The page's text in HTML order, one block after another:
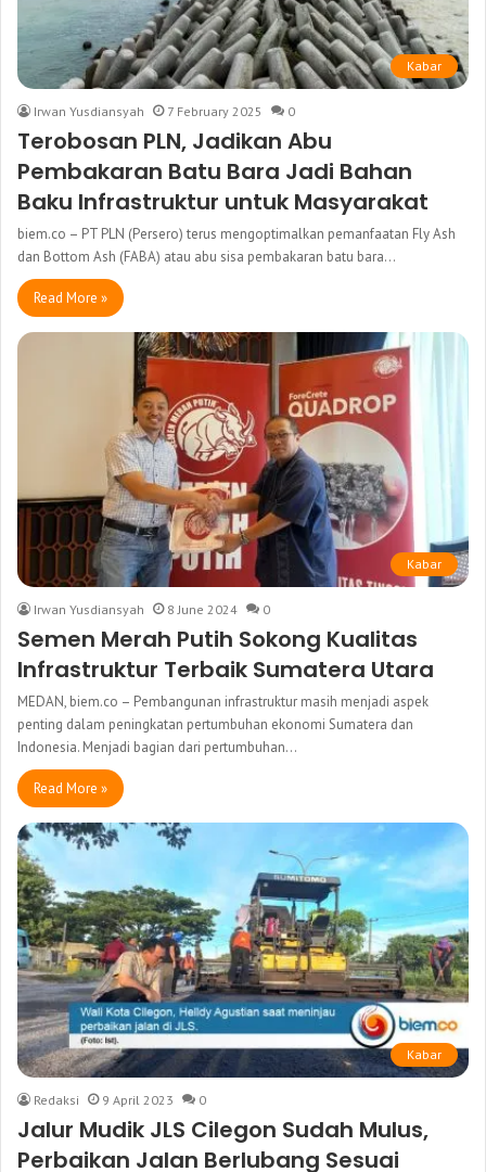
Kabar
Irwan Yusdiansyah 7 February 2025 0
Terobosan PLN, Jadikan Abu
Pembakaran Batu Bara Jadi Bahan
Baku Infrastruktur untuk Masyarakat
biem.co – PT PLN (Persero) terus mengoptimalkan pemanfaatan Fly Ash
dan Bottom Ash (FABA) atau abu sisa pembakaran batu bara…
Read More »
Kabar
Irwan Yusdiansyah 8 June 2024 0
Semen Merah Putih Sokong Kualitas
Infrastruktur Terbaik Sumatera Utara
MEDAN, biem.co – Pembangunan infrastruktur masih menjadi aspek
penting dalam peningkatan pertumbuhan ekonomi Sumatera dan
Indonesia. Menjadi bagian dari pertumbuhan…
Read More »
Kabar
Redaksi 9 April 2023 0
Jalur Mudik JLS Cilegon Sudah Mulus,
Perbaikan Jalan Berlubang Sesuai